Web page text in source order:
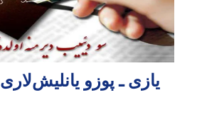
یازی ـ پوزو یانلیش‌لاری